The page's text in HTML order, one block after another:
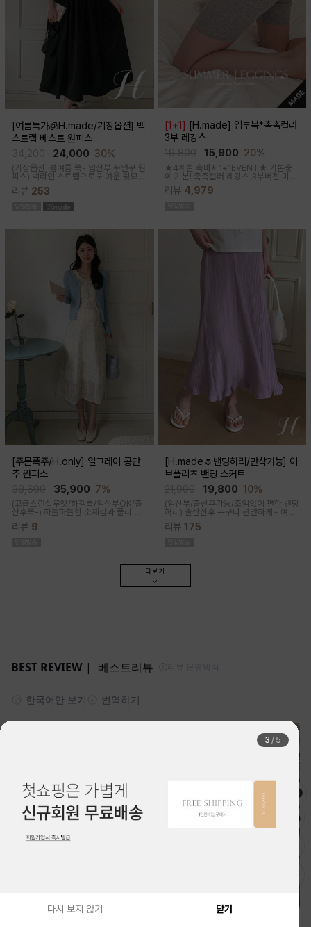
[여름특가🧊H.made/기장옵션] 백
스트랩 베스트 원피스
24,000 30%
(기장옵션, 봄여름 쭉- 임산부 꾸안꾸 원
피스) 백라인 스트랩으로 귀여운 뒷모습
으로 연출해주는 기특한 원피스, 바스락
한 소재로 착용감이 가벼워요
리뷰 253
[1+1] [H.made] 임부복*촉촉컬러
3부 레깅스
15,900 20%
★4계절 속바지1+1EVENT★ 기본중
에 기본! 촉촉컬러 레깅스 3부버전 미니
원피스나 스커트안에 쏙~사계절 내내
필수템인 3부 속바지쫀쫀한 신축성으로
리뷰 4,979
[주문폭주/H.only] 얼그레이 콩단
추 원피스
35,900 7%
(고급스런실루엣/하객룩/임산부OK/출
산후쭉-) 하늘하늘한 소재감과 폴리 원
단의 부드러운 터치감으로 걸을때마다
우아하고 A라인으로 롱하게 떨어지는
리뷰 9
[H.made🌷밴딩허리/만삭가능] 이
브플리츠 밴딩 스커트
19,800 10%
(임산부/출산후가능/조임없이 편한 밴딩
허리) 출산전후 누구나 편안하게~ 여성
스러운 라인, 피부에 닿는 촉감이 부드러
운 플리츠 스커트
리뷰 175
더보기
4 / 5
다시 보지 않기 닫기